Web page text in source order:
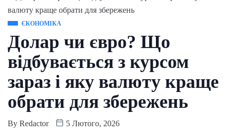
ЄКОНОМІКА
Долар чи євро? Що
відбувається з курсом
зараз і яку валюту краще
обрати для збережень
By Redactor 5 Лютого, 2026